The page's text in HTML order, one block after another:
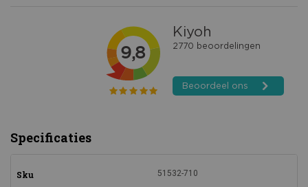
Specificaties
Sku 51532-710